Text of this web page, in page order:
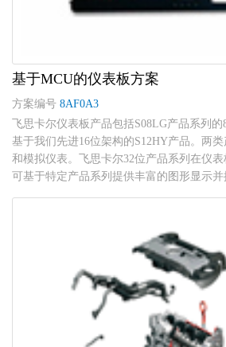
基于MCU的仪表板方案
方案编号 8AF0A3
飞思卡尔仪表板产品包括S08LG产品系列
基于我们先进16位架构的S12HY产品。两
和模拟仪表。飞思卡尔32位产品系列在仪表
可基于特定产品系列提供丰富的图形显示